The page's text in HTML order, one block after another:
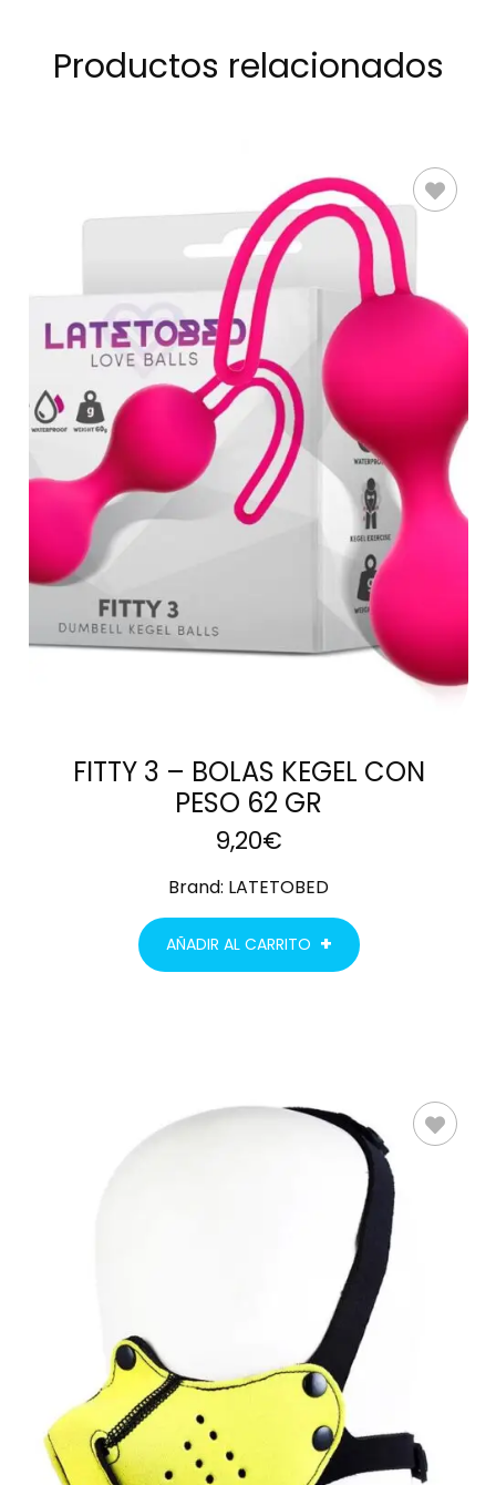
Productos relacionados
AÑADIR AL
CARRITO
FITTY 3 – BOLAS KEGEL CON
PESO 62 GR
9,20€
Brand: LATETOBED
AÑADIR AL CARRITO
CARRITO